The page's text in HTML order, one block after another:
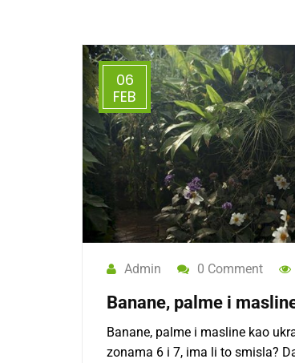
06
FEB
Admin 0 Comment
Banane, palme i
Banane, palme i masline kao
zonama 6 i 7, ima li to smisla?